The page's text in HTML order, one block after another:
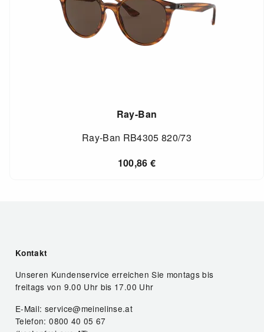
Ray-Ban
Ray-Ban RB4305 820/73
100,86€
Kontakt
Unseren Kundenservice erreichen Sie montags bis
freitags von 9.00 Uhr bis 17.00 Uhr
E-Mail: service@meinelinse.at
Telefon: 0800 40 05 67